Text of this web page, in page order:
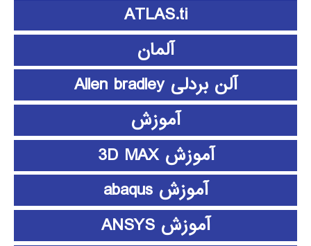
ATLAS.ti
آلمان
آلن بردلی Allen bradley
آموزش
آموزش 3D MAX
آموزش abaqus
آموزش ANSYS